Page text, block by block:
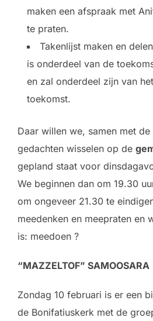
maken een afspraak met
te praten.
Takenlijst maken en
is onderdeel van de
en zal onderdeel zijn van
toekomst.
Daar willen we, samen met
gedachten wisselen op de
gepland staat voor
We beginnen dan om 19.30
om ongeveer 21.30 te
meedenken en meepraten en
is: meedoen ?
“MAZZELTOF” SAMOOSARA
Zondag 10 februari is er een
de Bonifatiuskerk met de